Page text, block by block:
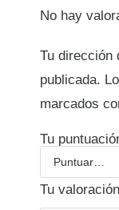
No hay
Tu dirección
publicada.
marcados
Tu
Tu valoración